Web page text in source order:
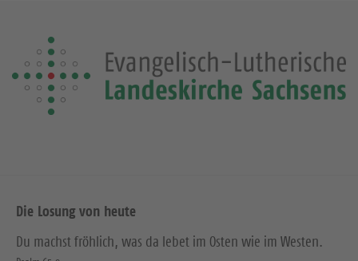
Die Losung von heute
Du machst fröhlich, was da lebet im Osten wie im Westen.